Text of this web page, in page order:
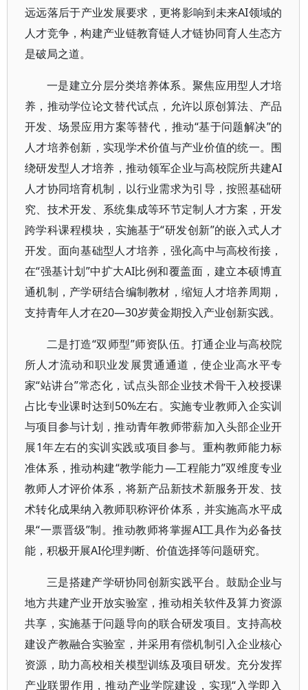
远远落后于产业发展要求，更将影响到未来AI领域的
人才竞争，构建产业链教育链人才链协同育人生态方
是破局之道。
一是建立分层分类培养体系。聚焦应用型人才培
养，推动学位论文替代试点，允许以原创算法、产品
开发、场景应用方案等替代，推动“基于问题解决”的
人才培养创新，实现学术价值与产业价值的统一。围
绕研发型人才培养，推动领军企业与高校院所共建AI
人才协同培育机制，以行业需求为引导，按照基础研
究、技术开发、系统集成等环节定制人才方案，开发
跨学科课程模块，实施基于“研发创新”的嵌入式人才
开发。面向基础型人才培养，强化高中与高校衔接，
在“强基计划”中扩大AI比例和覆盖面，建立本硕博直
通机制，产学研结合编制教材，缩短人才培养周期，
支持青年人才在20—30岁黄金期投入产业创新实践。
二是打造“双师型”师资队伍。打通企业与高校院
所人才流动和职业发展贯通通道，使企业高水平专
家“站讲台”常态化，试点头部企业技术骨干入校授课
占比专业课时达到50%左右。实施专业教师入企实训
与项目参与计划，推动青年教师带薪加入头部企业开
展1年左右的实训实践或项目参与。重构教师能力标
准体系，推动构建“教学能力—工程能力”双维度专业
教师人才评价体系，将新产品新技术新服务开发、技
术转化成果纳入教师职称评价体系，并实施高水平成
果“一票晋级”制。推动教师将掌握AI工具作为必备技
能，积极开展AI伦理判断、价值选择等问题研究。
三是搭建产学研协同创新实践平台。鼓励企业与
地方共建产业开放实验室，推动相关软件及算力资源
共享，实施基于问题导向的联合研发项目。支持高校
建设产教融合实验室，并采用有偿机制引入企业核心
资源，助力高校相关模型训练及项目研发。充分发挥
产业联盟作用，推动产业学院建设，实现“入学即入